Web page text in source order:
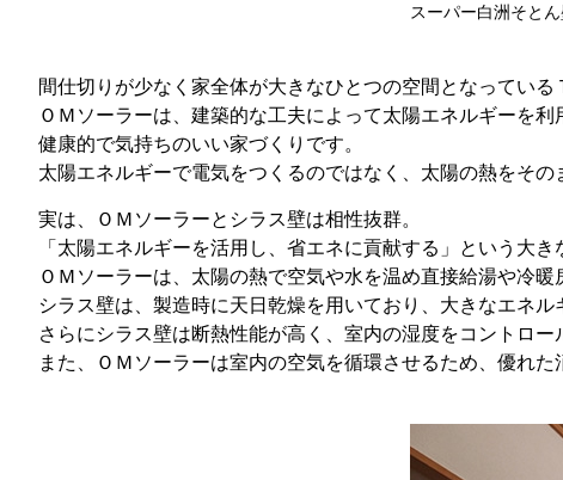
スーパー白洲そと
間仕切りが少なく家全体が大きなひとつの空間となっている
ＯＭソーラーは、建築的な工夫によって太陽エネルギーを
健康的で気持ちのいい家づくりです。
太陽エネルギーで電気をつくるのではなく、太陽の熱をその
実は、ＯＭソーラーとシラス壁は相性抜群。
「太陽エネルギーを活用し、省エネに貢献する」という大き
ＯＭソーラーは、太陽の熱で空気や水を温め直接給湯や冷暖
シラス壁は、製造時に天日乾燥を用いており、大きなエネ
さらにシラス壁は断熱性能が高く、室内の湿度をコントロー
また、ＯＭソーラーは室内の空気を循環させるため、優れ